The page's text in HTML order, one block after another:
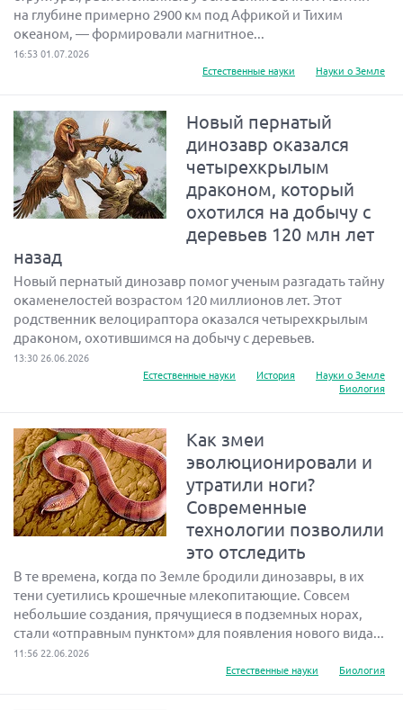
на глубине примерно 2900 км под Африкой и Тихим
океаном, — формировали магнитное...
16:53 01.07.2026
Естественные науки
Науки о Земле
Новый пернатый
динозавр оказался
четырехкрылым
драконом, который
охотился на добычу с
деревьев 120 млн лет
назад
Новый пернатый динозавр помог ученым разгадать тайну
окаменелостей возрастом 120 миллионов лет. Этот
родственник велоцираптора оказался четырехкрылым
драконом, охотившимся на добычу с деревьев.
13:30 26.06.2026
Естественные науки
История
Науки о Земле
Биология
Как змеи
эволюционировали и
утратили ноги?
Современные
технологии позволили
это отследить
В те времена, когда по Земле бродили динозавры, в их
тени суетились крошечные млекопитающие. Совсем
небольшие создания, прячущиеся в подземных норах,
стали «отправным пунктом» для появления нового вида...
11:56 22.06.2026
Естественные науки
Биология